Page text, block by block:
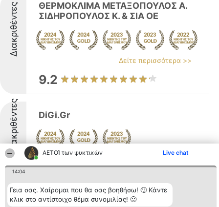
ΑΕΤΟΊ των ψυκτικών Live chat
14:04
Γεια σας. Χαίρομαι που θα σας βοηθήσω! 🙂 Κάντε
κλικ στο αντίστοιχο θέμα συνομιλίας! 🙂
Διακριθέντες
ΘΕΡΜΟΚΛΙΜΑ ΜΕΤΑΞΟΠΟΥΛΟΣ Α.
ΣΙΔΗΡΟΠΟΥΛΟΣ Κ. & ΣΙΑ ΟΕ
Δείτε περισσότερα >>
9.2
Διακριθέντες DiGi.Gr
9
"ΑΕΡΟΜΗΧΑΝΙΚΗ" ΑΦΟΙ Χ. ΓΑΝΔΑ